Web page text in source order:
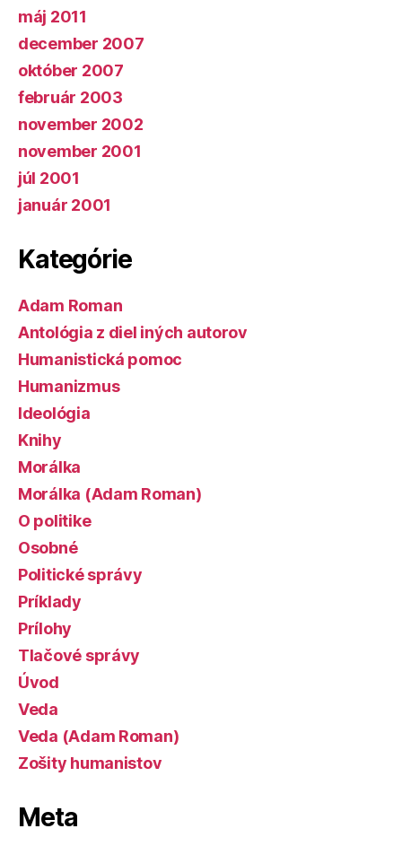
máj 2011
december 2007
október 2007
február 2003
november 2002
november 2001
júl 2001
január 2001
Kategórie
Adam Roman
Antológia z diel iných autorov
Humanistická pomoc
Humanizmus
Ideológia
Knihy
Morálka
Morálka (Adam Roman)
O politike
Osobné
Politické správy
Príklady
Prílohy
Tlačové správy
Úvod
Veda
Veda (Adam Roman)
Zošity humanistov
Meta